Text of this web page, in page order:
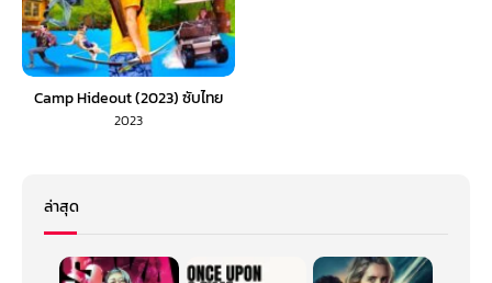
Camp Hideout (2023) ซับไทย
2023
ล่าสุด